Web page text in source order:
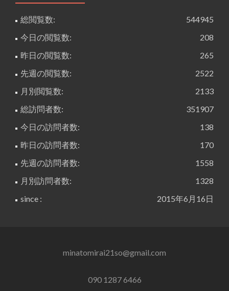
544945
総閲覧数:
208
今日の閲覧数:
265
昨日の閲覧数:
2522
先週の閲覧数:
2133
月別閲覧数:
351907
総訪問者数:
138
今日の訪問者数:
170
昨日の訪問者数:
1558
先週の訪問者数:
1328
月別訪問者数:
2015年6月16日
since :
minatomirai21so@gmail.com
090 1287 6466